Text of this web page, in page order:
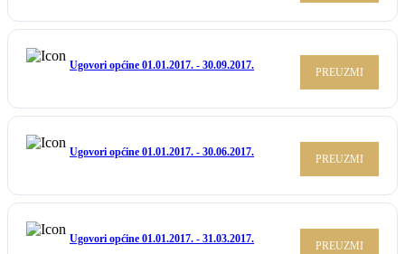
Ugovori općine 01.01.2017. - 30.09.2017.
PREUZMI
Ugovori općine 01.01.2017. - 30.06.2017.
PREUZMI
Ugovori općine 01.01.2017. - 31.03.2017.
PREUZMI